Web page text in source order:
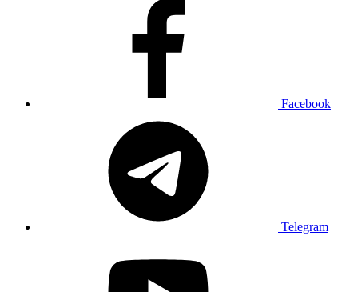
Facebook
Telegram